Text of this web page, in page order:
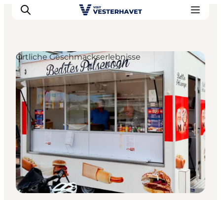
Events
Erlebnisse
Unsere Städte
Essen & Übernachtung
Tickets kaufen
Plane deine Reise
Örtliche Geschmackserlebnisse